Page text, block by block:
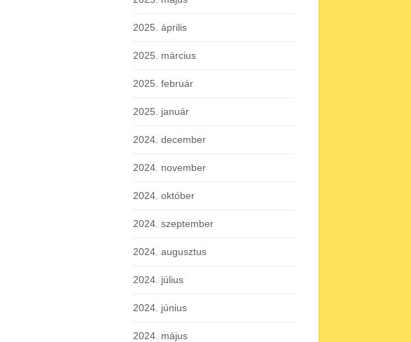
2025. április
2025. március
2025. február
2025. január
2024. december
2024. november
2024. október
2024. szeptember
2024. augusztus
2024. július
2024. június
2024. május